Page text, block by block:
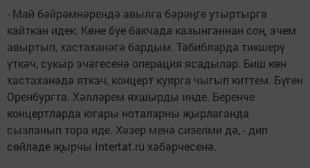
- Май бәйрәмнәрендә авылга бәрәңге утыртырга
кайткан идек. Көне буе бакчада казынганнан соң, эчем
авыртып, хастаханәгә бардым. Табибларда тикшерү
үткәч, сукыр эчәгесенә операция ясадылар. Биш көн
хастаханәдә яткач, концерт куярга чыгып киттем. Бүген
Оренбургта. Хәлләрем яхшырды инде. Беренче
концертларда югары ноталарны җырлаганда
сызланып тора иде. Хәзер менә сизелми дә, - дип
сөйләде җырчы Intertat.ru хәбәрчесенә.